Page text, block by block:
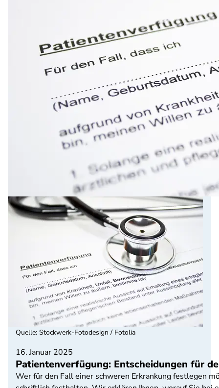
16. Januar 2025
Patientenverfügung: Entscheidungen für
Wer für den Fall einer schweren Erkrankung festlegen
Quelle: Stockwerk-Fotodesign / Fotolia